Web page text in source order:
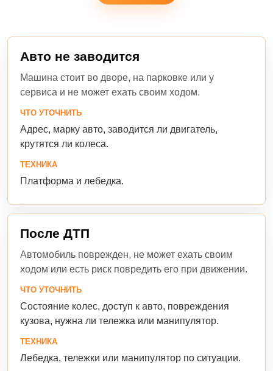
Авто не заводится
Машина стоит во дворе, на парковке или у
сервиса и не может ехать своим ходом.
ЧТО УТОЧНИТЬ
Адрес, марку авто, заводится ли двигатель,
крутятся ли колеса.
ТЕХНИКА
Платформа и лебедка.
После ДТП
Автомобиль поврежден, не может ехать своим
ходом или есть риск повредить его при движении.
ЧТО УТОЧНИТЬ
Состояние колес, доступ к авто, повреждения
кузова, нужна ли тележка или манипулятор.
ТЕХНИКА
Лебедка, тележки или манипулятор по ситуации.